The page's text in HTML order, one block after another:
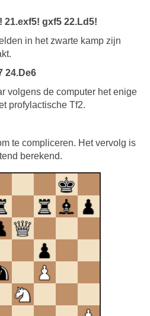
21.exf5! gxf5 22.Ld5!
in het zwarte kamp zijn
24.De6
volgens de computer het enige
profylactische Tf2.
te compliceren. Het vervolg is
berekend.